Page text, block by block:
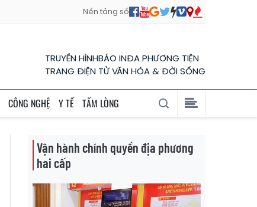
Nền tảng số
TRUYỀN HÌNHBÁO INĐA PHƯƠNG TIỆN
TRANG ĐIỆN TỬ VĂN HÓA & ĐỜI SỐNG
CÔNG NGHỆ Y TẾ TẤM LÒNG
Vận hành chính quyền địa phương
hai cấp